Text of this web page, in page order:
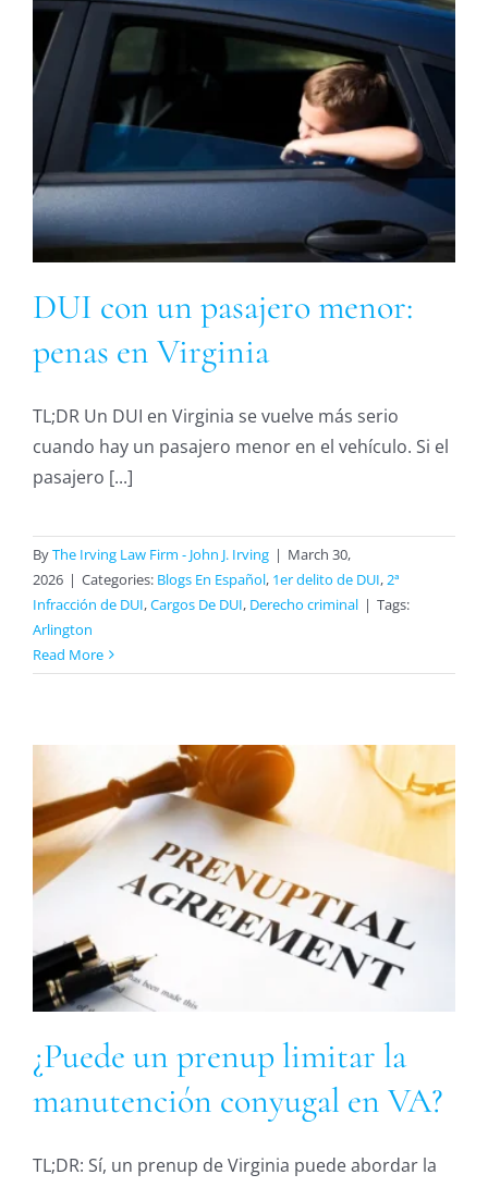
DUI con un pasajero menor:
penas en Virginia
TL;DR Un DUI en Virginia se vuelve más serio
cuando hay un pasajero menor en el vehículo. Si el
pasajero [...]
ByThe Irving Law Firm - John J. Irving | March 30,
2026 | Categories: Blogs En Español, 1er delito de DUI,2ª
Infracción de DUI,Cargos De DUI, Derecho criminal | Tags:
Arlington
Read More
¿Puede un prenup limitar la
manutención conyugal en VA?
TL;DR: Sí, un prenup de Virginia puede abordar la